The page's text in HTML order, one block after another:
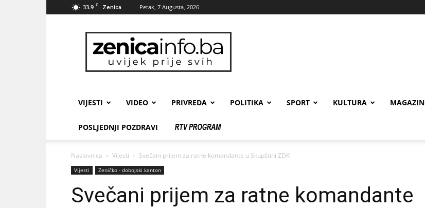
33.9 C Zenica Petak, 7 Augusta, 2026
zenicainfo.ba
VIJESTI VIDEO PRIVREDA POLITIKA SPORT KULTURA MAGAZIN
POSLJEDNJI POZDRAVI
Naslovnica Vijesti Svečani prijem za ratne komandante u Skupštini ZDK
Vijesti Zeničko - dobojski kanton
Svečani prijem za ratne komandante